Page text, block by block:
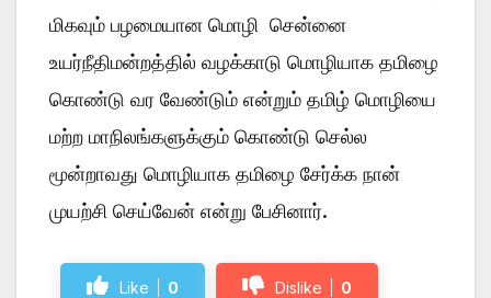
மிகவும் பழமையான மொழி சென்னை
உயர்நீதிமன்றத்தில் வழக்காடு மொழியாக தமிழை
கொண்டு வர வேண்டும் என்றும் தமிழ் மொழியை
மற்ற மாநிலங்களுக்கும் கொண்டு செல்ல
மூன்றாவது மொழியாக தமிழை சேர்க்க நான்
முயற்சி செய்வேன் என்று பேசினார்.
Like 0 Dislike 0